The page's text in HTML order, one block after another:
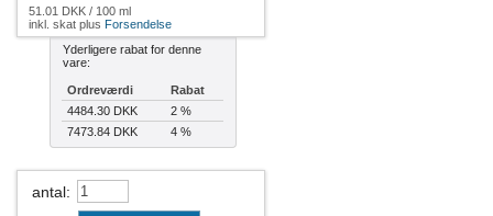
51.01 DKK / 100 ml
inkl. skat plus Forsendelse
Yderligere rabat for denne
vare:
Ordreværdi
Rabat
4484.30 DKK
2 %
7473.84 DKK
4 %
antal: